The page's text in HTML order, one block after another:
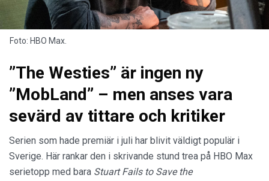
Foto: HBO Max.
”The Westies” är ingen ny
”MobLand” – men anses vara
sevärd av tittare och kritiker
Serien som hade premiär i juli har blivit väldigt populär i
Sverige. Här rankar den i skrivande stund trea på HBO Max
serietopp med bara Stuart Fails to Save the